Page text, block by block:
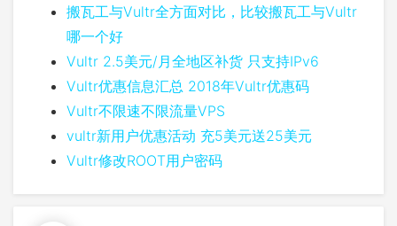
搬瓦工与Vultr全方面对比，比较搬瓦工与Vultr
哪一个好
Vultr 2.5美元/月全地区补货 只支持IPv6
Vultr优惠信息汇总 2018年Vultr优惠码
Vultr不限速不限流量VPS
vultr新用户优惠活动 充5美元送25美元
Vultr修改ROOT用户密码